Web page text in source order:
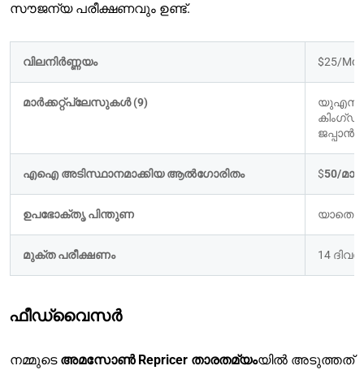
സൗജന്യ പരീക്ഷണവും ഉണ്ട്.
വിലനിർണ്ണയം $25/
മാർക്കറ്റ്പ്ലേസുകൾ (9)
യുഎസ്,
ജപ്പാൻ
എഐ അടിസ്ഥാനമാക്കിയ ആൽഗോരിതം $50/
ഉപഭോക്തൃ പിന്തുണ
മുക്ത പരീക്ഷണം 14
ഫീഡ്‌വൈസർ
നമ്മുടെ അമസോൺ Repricer താരതമ്യംയിൽ അടുത്തത്